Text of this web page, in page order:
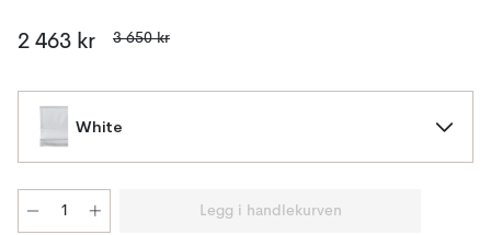
2 463 kr 3 650 kr
White
Legg i handlekurven